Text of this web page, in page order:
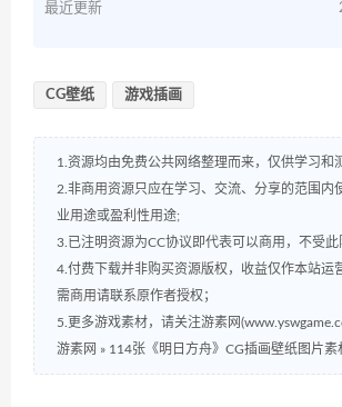
最近更新
CG壁纸 游戏插画
1.资源均由免费公共网络整理而来，仅供学习和
2.非商用资源只应在学习、交流、分享的范围内
业用途或盈利性用途;
3.已注明资源为CC协议即代表可以商用，不受此
4.付费下载并非购买资源版权，收益仅作本站运
需商用请联系原作者授权；
5.更多游戏素材，请关注游素网
游素网 » 114张《明日方舟》CG插画壁纸图片素